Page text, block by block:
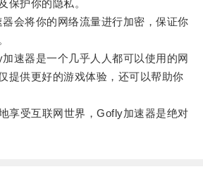
保护你的隐私。
将你的网络流量进行加密，保证你
器是一个几乎人人都可以使用的网
提供更好的游戏体验，还可以帮助你
受互联网世界，Gofly加速器是绝对